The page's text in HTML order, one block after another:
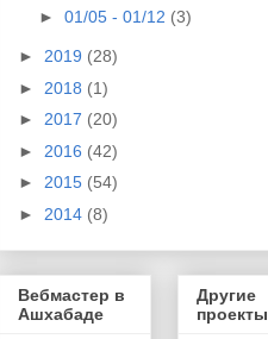
► 01/05 - 01/12 (3)
► 2019 (28)
► 2018 (1)
► 2017 (20)
► 2016 (42)
► 2015 (54)
► 2014 (8)
Вебмастер в
Ашхабаде
Другие
проекты